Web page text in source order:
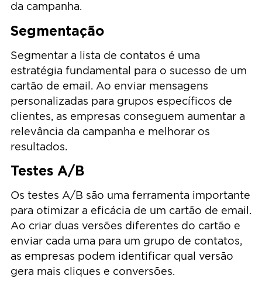
da campanha.
Segmentação
Segmentar a lista de contatos é uma
estratégia fundamental para o sucesso de um
cartão de email. Ao enviar mensagens
personalizadas para grupos específicos de
clientes, as empresas conseguem aumentar a
relevância da campanha e melhorar os
resultados.
Testes A/B
Os testes A/B são uma ferramenta importante
para otimizar a eficácia de um cartão de email.
Ao criar duas versões diferentes do cartão e
enviar cada uma para um grupo de contatos,
as empresas podem identificar qual versão
gera mais cliques e conversões.